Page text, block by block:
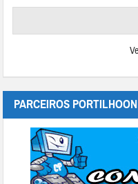
PARCEIROS